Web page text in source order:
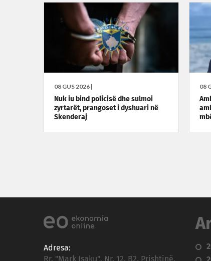
08 GUS 2026 |
Nuk iu bind policisë dhe sulmoi
zyrtarët, prangoset i dyshuari në
Skenderaj
08
Adresa:
Rr. "Mark Isaku", Nr. 12, B2, Prishtinë,